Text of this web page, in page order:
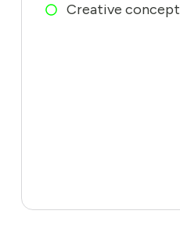
Creative concept